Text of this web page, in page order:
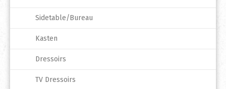
Sidetable/Bureau
Kasten
Dressoirs
TV Dressoirs